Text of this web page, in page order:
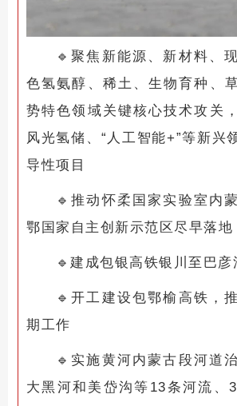
🔹聚焦新能源、新材料、
色氢氨醇、稀土、生物育种、
势特色领域关键核心技术攻关
风光氢储、“人工智能+”等新兴
导性项目
🔹推动怀柔国家实验室内
鄂国家自主创新示范区尽早落地
🔹建成包银高铁银川至巴彦
🔹开工建设包鄂榆高铁，
期工作
🔹 实施黄河内蒙古段河道
大黑河和美岱沟等13条河流、